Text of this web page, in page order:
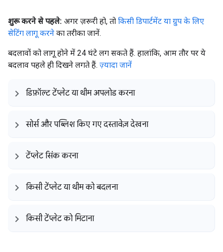
शुरू करने से पहले: अगर ज़रूरी हो, तो किसी डिपार्टमेंट या ग्रुप के लिए
सेटिंग लागू करने का तरीका जानें.
बदलावों को लागू होने में 24 घंटे लग सकते हैं. हालांकि, आम तौर पर ये
बदलाव पहले ही दिखने लगते हैं. ज़्यादा जानें
डिफ़ॉल्ट टेंप्लेट या थीम अपलोड करना
सोर्स और पब्लिश किए गए दस्तावेज़ देखना
टेंप्लेट सिंक करना
किसी टेंप्लेट या थीम को बदलना
किसी टेंप्लेट को मिटाना